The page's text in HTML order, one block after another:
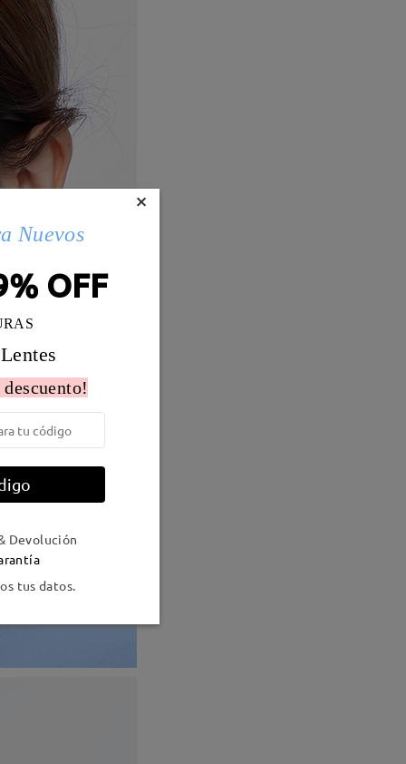
×
Nuevos
OFF
Devolución
tus datos.